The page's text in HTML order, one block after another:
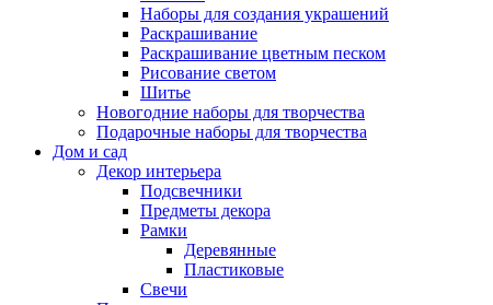
Наборы для создания украшений
Раскрашивание
Раскрашивание цветным песком
Рисование светом
Шитье
Новогодние наборы для творчества
Подарочные наборы для творчества
Дом и сад
Декор интерьера
Подсвечники
Предметы декора
Рамки
Деревянные
Пластиковые
Свечи